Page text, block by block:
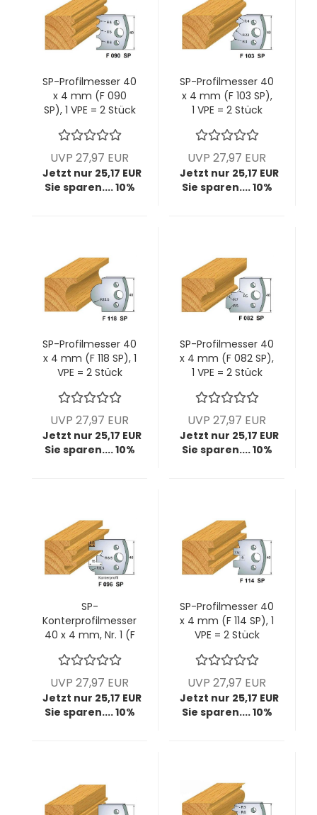
SP-Profilmesser 40
x 4 mm (F 090
SP), 1 VPE = 2 Stück
UVP 27,97 EUR
Jetzt nur 25,17 EUR
Sie sparen.... 10%
SP-Profilmesser 40
x 4 mm (F 103 SP),
1 VPE = 2 Stück
UVP 27,97 EUR
Jetzt nur 25,17 EUR
Sie sparen.... 10%
SP-Profilmesser 40
x 4 mm (F 118 SP), 1
VPE = 2 Stück
UVP 27,97 EUR
Jetzt nur 25,17 EUR
Sie sparen.... 10%
SP-Profilmesser 40
x 4 mm (F 082 SP),
1 VPE = 2 Stück
UVP 27,97 EUR
Jetzt nur 25,17 EUR
Sie sparen.... 10%
SP-
Konterprofilmesser
40 x 4 mm, Nr. 1 (F
Stück
UVP 27,97 EUR
Jetzt nur 25,17 EUR
Sie sparen.... 10%
SP-Profilmesser 40
x 4 mm (F 114 SP), 1
VPE = 2 Stück
UVP 27,97 EUR
Jetzt nur 25,17 EUR
Sie sparen.... 10%